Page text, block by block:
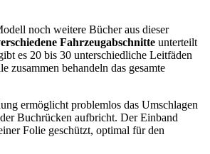
noch weitere Bücher aus dieser
Fahrzeugabschnitte unterteilt
es 20 bis 30 unterschiedliche Leitfäden
zusammen behandeln das gesamte
ermöglicht problemlos das Umschlagen
Buchrücken aufbricht. Der Einband
Folie geschützt, optimal für den